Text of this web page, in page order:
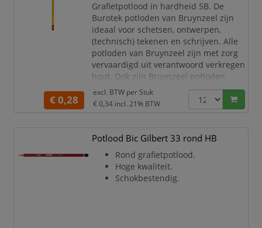
Grafietpotlood in hardheid 5B. De
Burotek potloden van Bruynzeel zijn
ideaal voor schetsen, ontwerpen,
(technisch) tekenen en schrijven. Alle
potloden van Bruynzeel zijn met zorg
vervaardigd uit verantwoord verkregen
hout. Ook zijn Bruynzeel potloden
dubbel gelijmd, zodat ze extra sterk
zijn en de kans dat de kleurkern breekt
– bijvoorbeeld als het potlood op de
gebroken punten en zorgt ervoor dat je
€ 0,28
excl. BTW per Stuk
€ 0,34 incl. 21% BTW
Potlood Bic Gilbert 33 rond HB
Rond grafietpotlood.
Hoge kwaliteit.
Schokbestendig.